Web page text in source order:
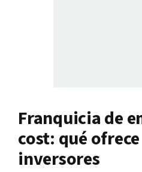
Franquicia de
cost: qué
inversores